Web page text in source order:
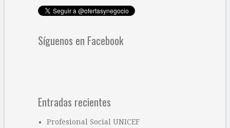
Síguenos en Facebook
Entradas recientes
Profesional Social UNICEF